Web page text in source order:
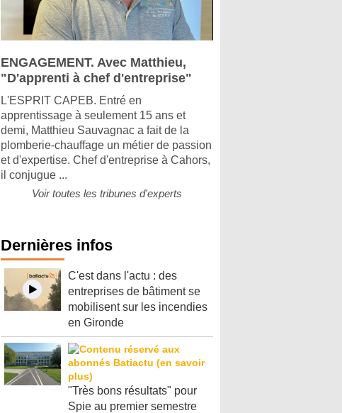
ENGAGEMENT. Avec Matthieu,
"D'apprenti à chef d'entreprise"
L'ESPRIT CAPEB. Entré en
apprentissage à seulement 15 ans et
demi, Matthieu Sauvagnac a fait de la
plomberie-chauffage un métier de passion
et d'expertise. Chef d'entreprise à Cahors,
il conjugue ...
Voir toutes les tribunes d'experts
Dernières infos
C'est dans l'actu : des
entreprises de bâtiment se
mobilisent sur les incendies
en Gironde
"Très bons résultats" pour
Spie au premier semestre